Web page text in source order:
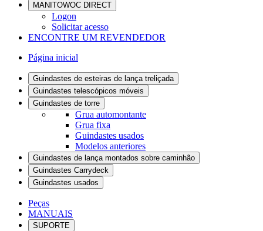
MANITOWOC DIRECT
Logon
Solicitar acesso
ENCONTRE UM REVENDEDOR
Página inicial
Guindastes de esteiras de lança treliçada
Guindastes telescópicos móveis
Guindastes de torre
Grua automontante
Grua fixa
Guindastes usados
Modelos anteriores
Guindastes de lança montados sobre caminhão
Guindastes Carrydeck
Guindastes usados
Peças
MANUAIS
SUPORTE